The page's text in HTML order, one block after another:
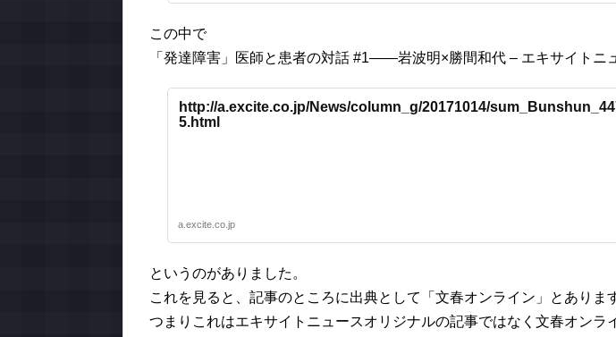
この中で
「発達障害」医師と患者の対話 #1――岩波明×勝間和代 – エキサイトニ
http://a.excite.co.jp/News/column_g/20171014/
5.html
a.excite.co.jp
というのがありました。
これを見ると、記事のところに出典として「文春オンライン」とありま
つまりこれはエキサイトニュースオリジナルの記事ではなく文春オンラ